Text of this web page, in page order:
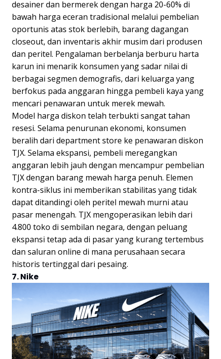
desainer dan bermerek dengan harga 20-60% di
bawah harga eceran tradisional melalui pembelian
oportunis atas stok berlebih, barang dagangan
closeout, dan inventaris akhir musim dari produsen
dan peritel. Pengalaman berbelanja berburu harta
karun ini menarik konsumen yang sadar nilai di
berbagai segmen demografis, dari keluarga yang
berfokus pada anggaran hingga pembeli kaya yang
mencari penawaran untuk merek mewah.
Model harga diskon telah terbukti sangat tahan
resesi. Selama penurunan ekonomi, konsumen
beralih dari department store ke penawaran diskon
TJX. Selama ekspansi, pembeli meregangkan
anggaran lebih jauh dengan mencampur pembelian
TJX dengan barang mewah harga penuh. Elemen
kontra-siklus ini memberikan stabilitas yang tidak
dapat ditandingi oleh peritel mewah murni atau
pasar menengah. TJX mengoperasikan lebih dari
4.800 toko di sembilan negara, dengan peluang
ekspansi tetap ada di pasar yang kurang tertembus
dan saluran online di mana perusahaan secara
historis tertinggal dari pesaing.
7. Nike